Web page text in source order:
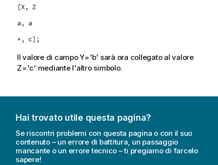
[X, Z
a, a
+, c];
Il valore di campo Y='b' sarà ora collegato al valore
Z='c' mediante l'altro simbolo.
Hai trovato utile questa pagina?
Se riscontri problemi con questa pagina o con il suo
contenuto – un errore di battitura, un passaggio
mancante o un errore tecnico – ti pregiamo di farcelo
sapere!